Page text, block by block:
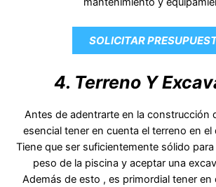
SOLICITAR
4. Terreno Y
Antes de adentrarte en la construcción
esencial tener en cuenta el terreno en el
Tiene que ser suficientemente sólido
peso de la piscina y aceptar una
Además de esto , es primordial tener en